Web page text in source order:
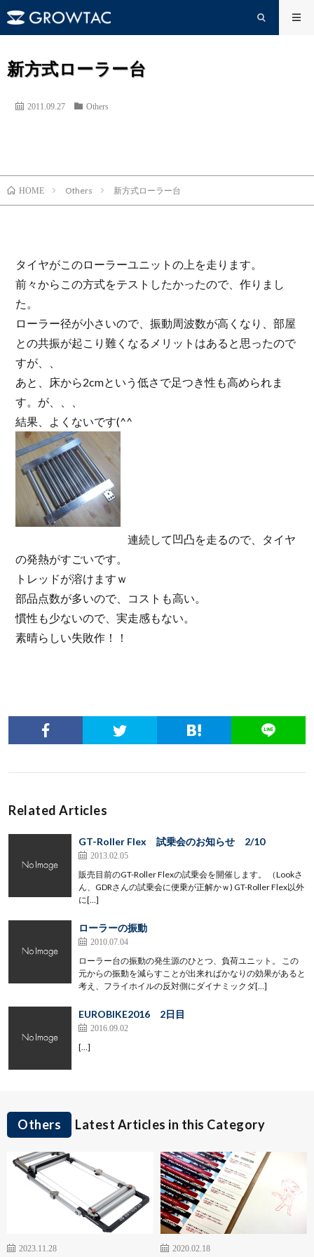
新方式ローラー台
2011.09.27 Others
HOME Others 新方式ローラー台
タイヤがこのローラーユニットの上を走ります。
前々からこの方式をテストしたかったので、作りまし
た。
ローラー径が小さいので、振動周波数が高くなり、部屋
との共振が起こり難くなるメリットはあると思ったので
すが、、
あと、床から2cmという低さで足つき性も高められま
す。が、、、
結果、よくないです(^^ゞ
連続して凹凸を走るので、タイヤ
の発熱がすごいです。
トレッドが溶けますｗ
部品点数が多いので、コストも高い。
慣性も少ないので、実走感もない。
素晴らしい失敗作！！
Related Articles
GT-Roller Flex 試乗会のお知らせ 2/10
2013.02.05
販売目前のGT-Roller Flexの試乗会を開催します。 （Lookさ
ん、GDRさんの試乗会に便乗が正解かｗ) GT-Roller Flex以外
に[…]
ローラーの振動
2010.07.04
ローラー台の振動の発生源のひとつ、負荷ユニット。 この
元からの振動を減らすことが出来ればかなりの効果があると
考え、フライホイルの反対側にダイナミックダ[…]
EUROBIKE2016 2日目
2016.09.02
[…]
Others Latest Articles in this Category
2023.11.28 2020.02.18